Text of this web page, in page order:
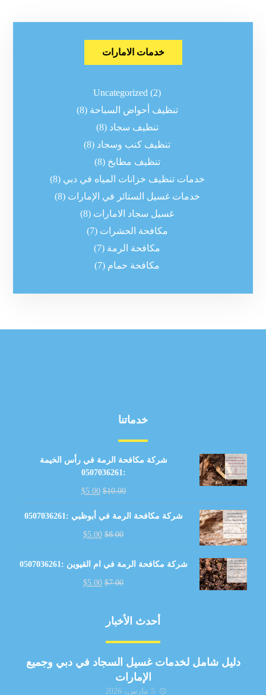
خدمات الامارات
Uncategorized (2)
تنظيف أحواض السباحة (8)
تنظيف سجاد (8)
تنظيف كنب وسجاد (8)
تنظيف مطابخ (8)
خدمات تنظيف خزانات المياه في دبي (8)
خدمات غسيل الستائر في الإمارات (8)
غسيل سجاد الامارات (8)
مكافحة الحشرات (7)
مكافحة الرمة (7)
مكافحة حمام (7)
خدماتنا
شركة مكافحة الرمة في رأس الخيمة
:0507036261
$10.00
$5.00
شركة مكافحة الرمة في أبوظبي :0507036261
$8.00
$5.00
شركة مكافحة الرمة في ام القيوين :0507036261
$7.00
$5.00
أحدث الأخبار
دليل شامل لخدمات غسيل السجاد في دبي وجميع
الإمارات
5 مارس، 2026